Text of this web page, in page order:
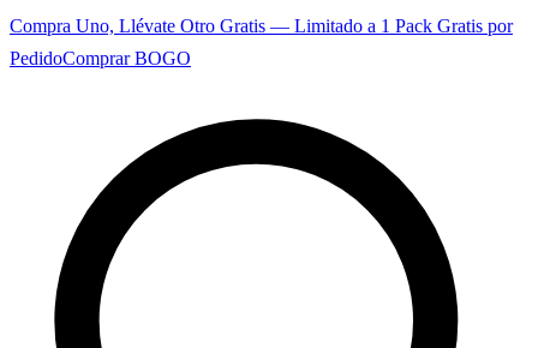
Compra Uno, Llévate Otro Gratis — Limitado a 1 Pack Gratis por
PedidoComprar BOGO